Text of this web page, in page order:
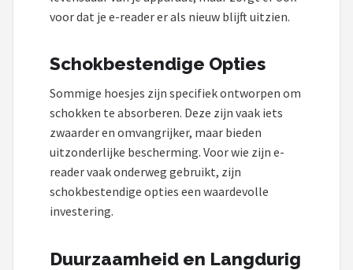
voor dat je e-reader er als nieuw blijft uitzien.
Schokbestendige Opties
Sommige hoesjes zijn specifiek ontworpen om
schokken te absorberen. Deze zijn vaak iets
zwaarder en omvangrijker, maar bieden
uitzonderlijke bescherming. Voor wie zijn e-
reader vaak onderweg gebruikt, zijn
schokbestendige opties een waardevolle
investering.
Duurzaamheid en Langdurig